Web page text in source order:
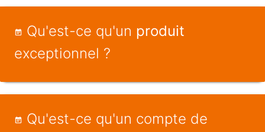
Qu'est-ce qu'un produit
exceptionnel ?
Qu'est-ce qu'un compte de